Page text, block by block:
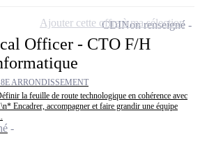
Officer - CTO F/H
ARRONDISSEMENT
la feuille de route technologique en cohérence avec
Encadrer, accompagner et faire grandir une équipe
CDINon renseigné
Ajouter cette offre à ma sélection